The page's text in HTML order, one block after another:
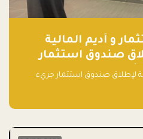
و أديم المالية
صندوق استثمار
لإطلاق صندوق استثمار جريء